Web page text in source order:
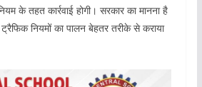
के तहत कार्रवाई होगी। सरकार का मानना है
ट्रैफिक नियमों का पालन बेहतर तरीके से कराया